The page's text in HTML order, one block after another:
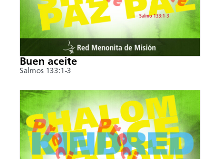
Buen aceite
Salmos 133:1-3